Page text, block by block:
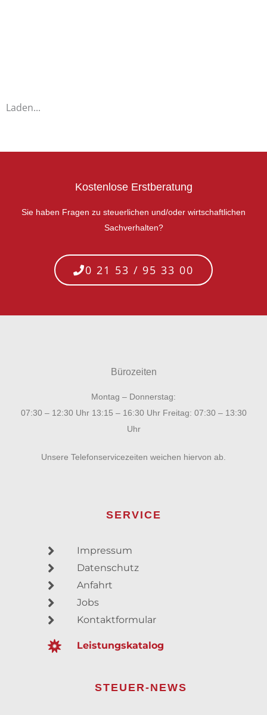
Laden...
Kostenlose Erstberatung
Sie haben Fragen zu steuerlichen und/oder wirtschaftlichen
Sachverhalten?
0 21 53 / 95 33 00
Bürozeiten
Montag – Donnerstag:
07:30 – 12:30 Uhr 13:15 – 16:30 Uhr Freitag: 07:30 – 13:30
Uhr
Unsere Telefonservicezeiten weichen hiervon ab.
SERVICE
Impressum
Datenschutz
Anfahrt
Jobs
Kontaktformular
Leistungskatalog
STEUER-NEWS